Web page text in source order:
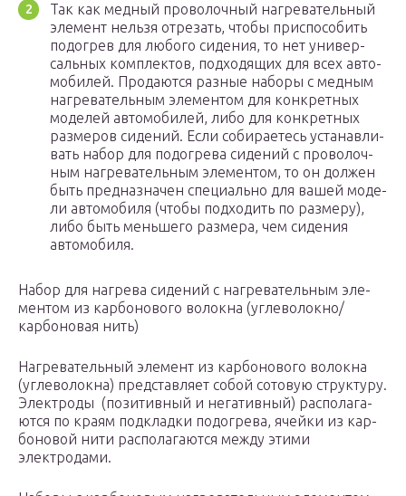
Так как мед­ный про­во­лоч­ный нагре­ва­тель­ный
эле­мент нель­зя отре­зать, что­бы при­спо­со­бить
подо­грев для любо­го сиде­ния, то нет уни­вер­
саль­ных ком­плек­тов, под­хо­дя­щих для всех авто­
мо­би­лей. Про­да­ют­ся раз­ные набо­ры с мед­ным
нагре­ва­тель­ным эле­мен­том для кон­крет­ных
моде­лей авто­мо­би­лей, либо для кон­крет­ных
раз­ме­ров сиде­ний. Если соби­ра­е­тесь уста­нав­ли­
вать набор для подо­гре­ва сиде­ний с про­во­лоч­
ным нагре­ва­тель­ным эле­мен­том, то он дол­жен
быть пред­на­зна­чен спе­ци­аль­но для вашей моде­
ли авто­мо­би­ля (что­бы под­хо­дить по раз­ме­ру),
либо быть мень­ше­го раз­ме­ра, чем сиде­ния
автомобиля.
Набор для нагре­ва сиде­ний с нагре­ва­тель­ным эле­
мен­том из кар­бо­но­во­го волок­на (углеволокно/
карбоновая нить)
Нагре­ва­тель­ный эле­мент из кар­бо­но­во­го волок­на
(угле­во­лок­на) пред­став­ля­ет собой сото­вую струк­ту­ру.
Элек­тро­ды (пози­тив­ный и нега­тив­ный) рас­по­ла­га­
ют­ся по кра­ям под­клад­ки подо­гре­ва, ячей­ки из кар­
бо­но­вой нити рас­по­ла­га­ют­ся меж­ду эти­ми
электродами.